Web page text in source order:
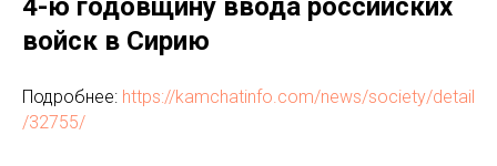
войск в Сирию
Подробнее: https://kamchatinfo.com/news/society/detail
/32755/